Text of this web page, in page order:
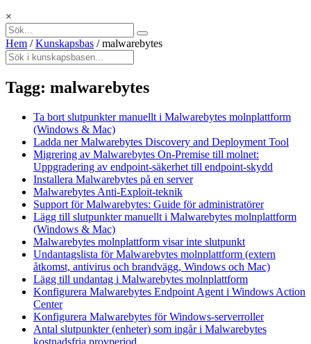
×
Hem / Kunskapsbas / malwarebytes
Tagg: malwarebytes
Ta bort slutpunkter manuellt i Malwarebytes molnplattform
(Windows & Mac)
Ladda ner Malwarebytes Discovery and Deployment Tool
Migrering av Malwarebytes On-Premise till molnet:
Uppgradering av endpoint-säkerhet till endpoint-skydd
Installera Malwarebytes på en server
Malwarebytes Anti-Exploit-teknik
Support för Malwarebytes: Guide för administratörer
Lägg till slutpunkter manuellt i Malwarebytes molnplattform
(Windows & Mac)
Malwarebytes molnplattform visar inte slutpunkt
Undantagslista för Malwarebytes molnplattform (extern
åtkomst, antivirus och brandvägg, Windows och Mac)
Lägg till undantag i Malwarebytes molnplattform
Konfigurera Malwarebytes Endpoint Agent i Windows Action
Center
Konfigurera Malwarebytes för Windows-serverroller
Antal slutpunkter (enheter) som ingår i Malwarebytes